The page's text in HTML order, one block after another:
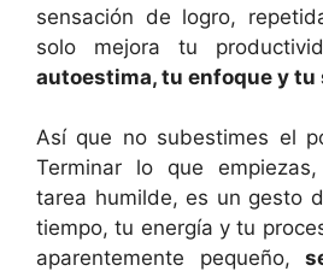
sensación de logro,
solo mejora tu
autoestima, tu enfoque y tu
Así que no subestimes el
Terminar lo que
tarea humilde, es un gesto
tiempo, tu energía y tu
aparentemente pequeño,